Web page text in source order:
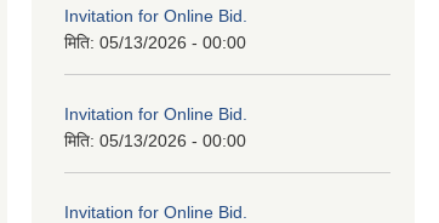
Invitation for Online Bid.
मिति: 05/13/2026 - 00:00
Invitation for Online Bid.
मिति: 05/13/2026 - 00:00
Invitation for Online Bid.